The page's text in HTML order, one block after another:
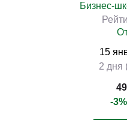
Бизнес-
15
2 дня
-3%